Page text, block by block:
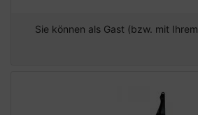
Sie können als Gast (bzw. mit